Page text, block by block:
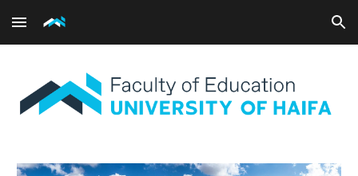
Skip to main content Skip to navigation